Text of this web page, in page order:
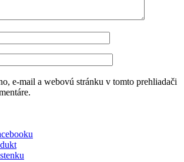
e-mail a webovú stránku v tomto prehliadači